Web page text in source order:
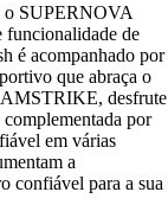
o SUPERNOVA
de
é acompanhado por
que abraça o
desfrute
complementada por
em várias
a
confiável para a sua